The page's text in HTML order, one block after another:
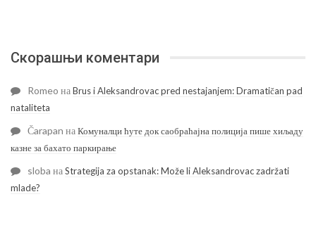
Скорашњи коментари
Romeo наBrus i Aleksandrovac pred nestajanjem: Dramatičan pad
nataliteta
Čarapan наКомуналци ћуте док саобраћајна полиција пише хиљаду
казне за бахато паркирање
sloba наStrategija za opstanak: Može li Aleksandrovac zadržati
mlade?